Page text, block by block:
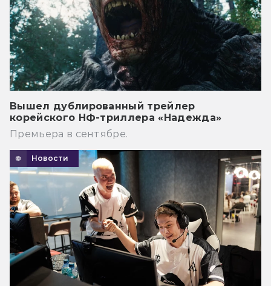
Вышел дублированный трейлер
корейского НФ-триллера «Надежда»
Премьера в сентябре.
Новости